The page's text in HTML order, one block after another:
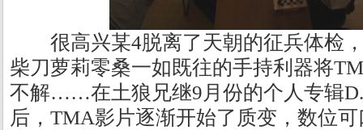
很高兴某4脱离了天朝的征兵体检
柴刀萝莉零桑一如既往的手持利器将
不解……在土狼兄继9月份的个人专辑
后，TMA影片逐渐开始了质变，数位